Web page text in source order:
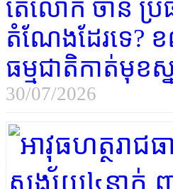
តើលោក ចាន់ ប្រ
តំណែងដែរទេ?
ធម្មជាតិកាត់មុខ
30/07/2026